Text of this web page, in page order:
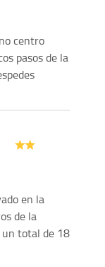
centro
pasos de la
en la
de la
un total de 18